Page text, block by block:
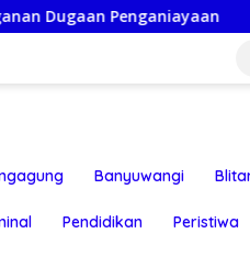
Ketua Persatuan
Banyuwangi
Pendidikan Peristiwa